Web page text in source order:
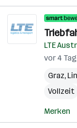
LTE
vor 4
Graz,
Vollzeit
Merken